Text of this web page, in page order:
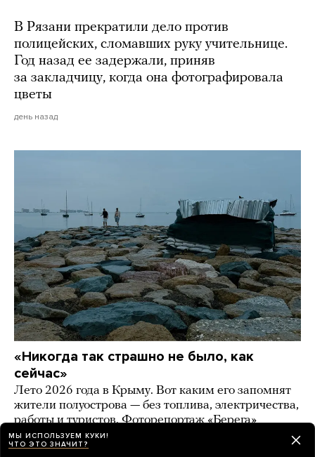
В Рязани прекратили дело против
полицейских, сломавших руку учительнице.
Год назад ее задержали, приняв
за закладчицу, когда она фотографировала
цветы
день назад
«Никогда так страшно не было, как
сейчас»
Лето 2026 года в Крыму. Вот каким его запомнят
жители полуострова — без топлива, электричества,
работы и туристов. Фоторепортаж «Берега»
ИСТОРИИ 2 дня назад
МЫ ИСПОЛЬЗУЕМ КУКИ!
ЧТО ЭТО ЗНАЧИТ?